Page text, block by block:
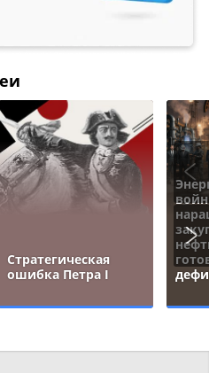
Стратегическая
ошибка Петра I